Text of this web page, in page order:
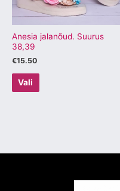
Anesia jalanõud. Suurus
38,39
€15.50
Vali
saab
tootelehel.